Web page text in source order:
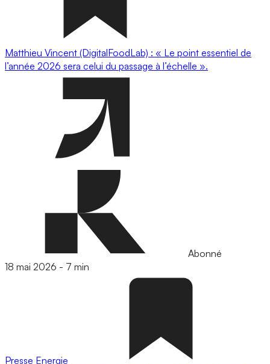
Matthieu Vincent (DigitalFoodLab) : « Le point essentiel de
l’année 2026 sera celui du passage à l’échelle ».
Abonné
18 mai 2026 - 7 min
Presse Energie